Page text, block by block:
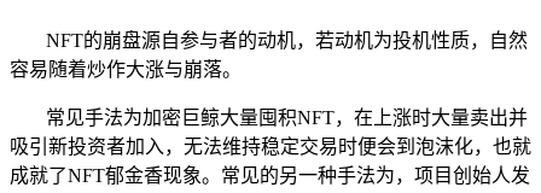
NFT的崩盘源自参与者的动机，若动机为投机性质，自然
容易随着炒作大涨与崩落。
常见手法为加密巨鲸大量囤积NFT，在上涨时大量卖出并
吸引新投资者加入，无法维持稳定交易时便会到泡沫化，也就
成就了NFT郁金香现象。常见的另一种手法为，项目创始人发